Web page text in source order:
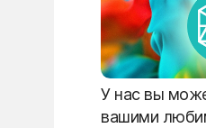
У нас вы
вашими